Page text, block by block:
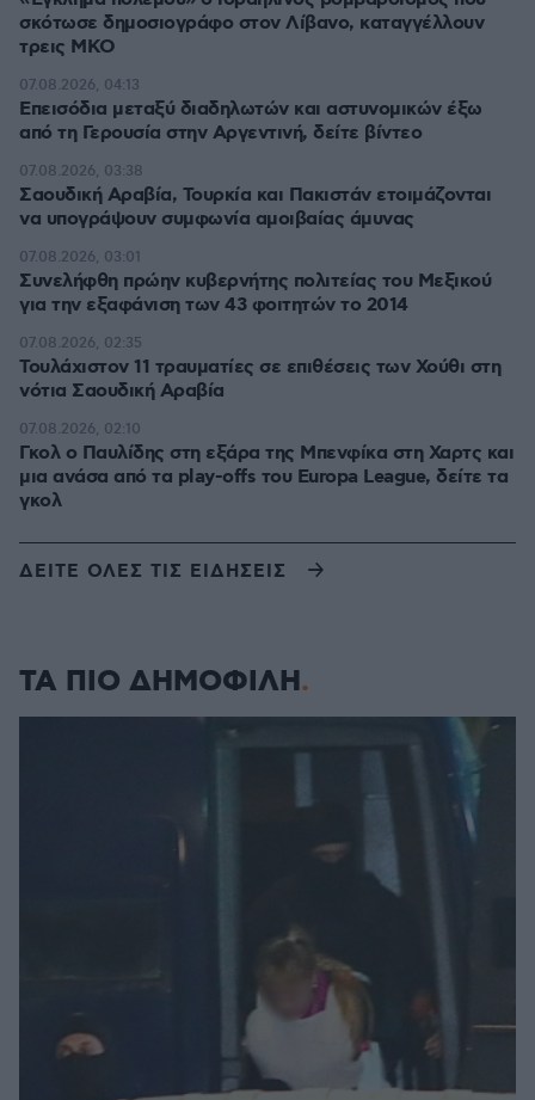
σκότωσε δημοσιογράφο στον Λίβανο, καταγγέλλουν
τρεις ΜΚΟ
Επεισόδια μεταξύ διαδηλωτών και αστυνομικών έξω
από τη Γερουσία στην Αργεντινή, δείτε βίντεο
07.08.2026, 04:13
Σαουδική Αραβία, Τουρκία και Πακιστάν ετοιμάζονται
να υπογράψουν συμφωνία αμοιβαίας άμυνας
07.08.2026, 03:38
Συνελήφθη πρώην κυβερνήτης πολιτείας του Μεξικού
για την εξαφάνιση των 43 φοιτητών το 2014
07.08.2026, 03:01
Τουλάχιστον 11 τραυματίες σε επιθέσεις των Χούθι στη
νότια Σαουδική Αραβία
07.08.2026, 02:35
Γκολ ο Παυλίδης στη εξάρα της Μπενφίκα στη Χαρτς και
μια ανάσα από τα play-offs του Europa League, δείτε τα
γκολ
07.08.2026, 02:10
ΔΕΙΤΕ ΟΛΕΣ ΤΙΣ ΕΙΔΗΣΕΙΣ
ΤΑ ΠΙΟ ΔΗΜΟΦΙΛΗ